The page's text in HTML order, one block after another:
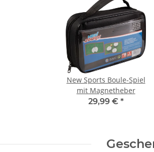
New Sports Boule-Spiel
mit Magnetheber
29,99 € *